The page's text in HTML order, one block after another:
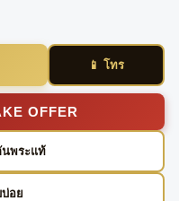
📱 โทร
OFFER
นพระแท้
อย